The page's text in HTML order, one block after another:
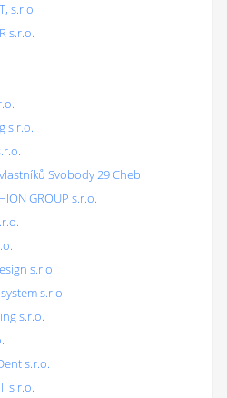
s.r.o.
s.r.o.
s.r.o.
Svobody 29 Cheb
GROUP s.r.o.
s.r.o.
s.r.o.
s.r.o.
s.r.o.
s r.o.